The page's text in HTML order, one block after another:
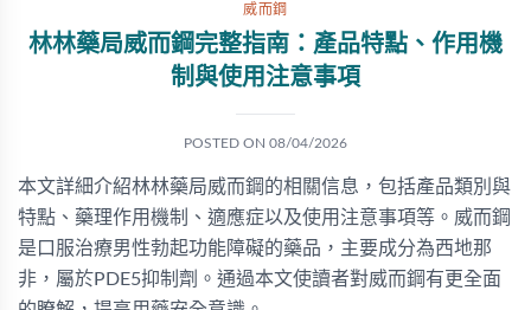
威而鋼
林林藥局威而鋼完整指南：產品特點、作用機
制與使用注意事項
POSTED ON 08/04/2026
本文詳細介紹林林藥局威而鋼的相關信息，包括產品類別與
特點、藥理作用機制、適應症以及使用注意事項等。威而鋼
是口服治療男性勃起功能障礙的藥品，主要成分為西地那
非，屬於PDE5抑制劑。通過本文使讀者對威而鋼有更全面